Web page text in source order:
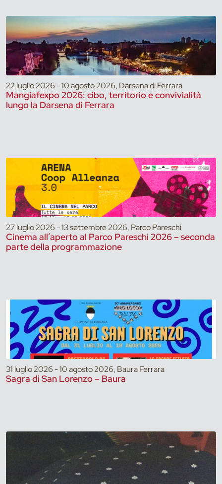
22 luglio 2026 - 10 agosto 2026, Darsena di Ferrara
Mangiafexpo 2026: cibo, territorio e convivialità
lungo la Darsena di Ferrara
27 luglio 2026 - 13 settembre 2026, Parco Pareschi
Cinema all’aperto al Parco Pareschi 2026 – seconda
parte della programmazione
31 luglio 2026 - 10 agosto 2026, Baura Ferrara
Sagra di San Lorenzo – Baura